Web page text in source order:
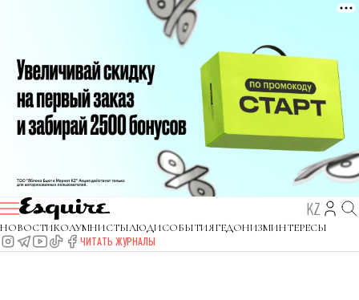
KZ
НОВОСТИКОЛУМНИСТЫЛЮДИСОБЫТИЯГЕДОНИЗМИНТЕРЕСЫ
ЧИТАТЬ ЖУРНАЛЫ